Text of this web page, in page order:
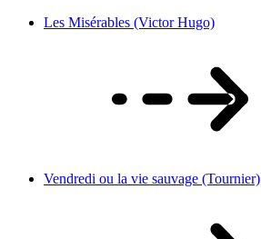
Les Misérables (Victor Hugo)
Vendredi ou la vie sauvage (Tournier)